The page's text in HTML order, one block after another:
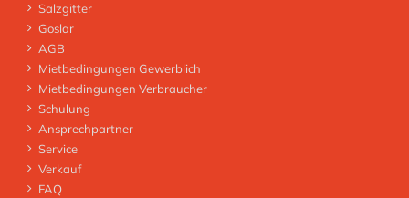
Salzgitter
Goslar
AGB
Mietbedingungen Gewerblich
Mietbedingungen Verbraucher
Schulung
Ansprechpartner
Service
Verkauf
FAQ